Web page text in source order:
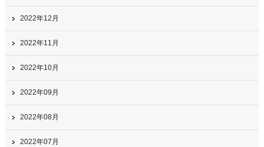
2022年12月
2022年11月
2022年10月
2022年09月
2022年08月
2022年07月